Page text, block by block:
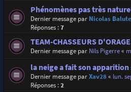
Phénomènes pas très
Dernier message par Nicolas
Réponses :7
TEAM-CHASSEURS
Dernier message par Nils Pigerre«
la neige a fait son
Dernier message parXav28« lun.
Réponses :2